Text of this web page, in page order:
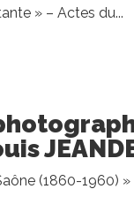
» – Actes du...
(1860-1960) »